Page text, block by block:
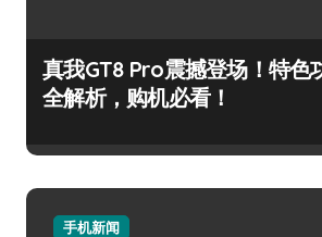
真我GT8 Pro震撼登场！特色
全解析，购机必看！
手机新闻